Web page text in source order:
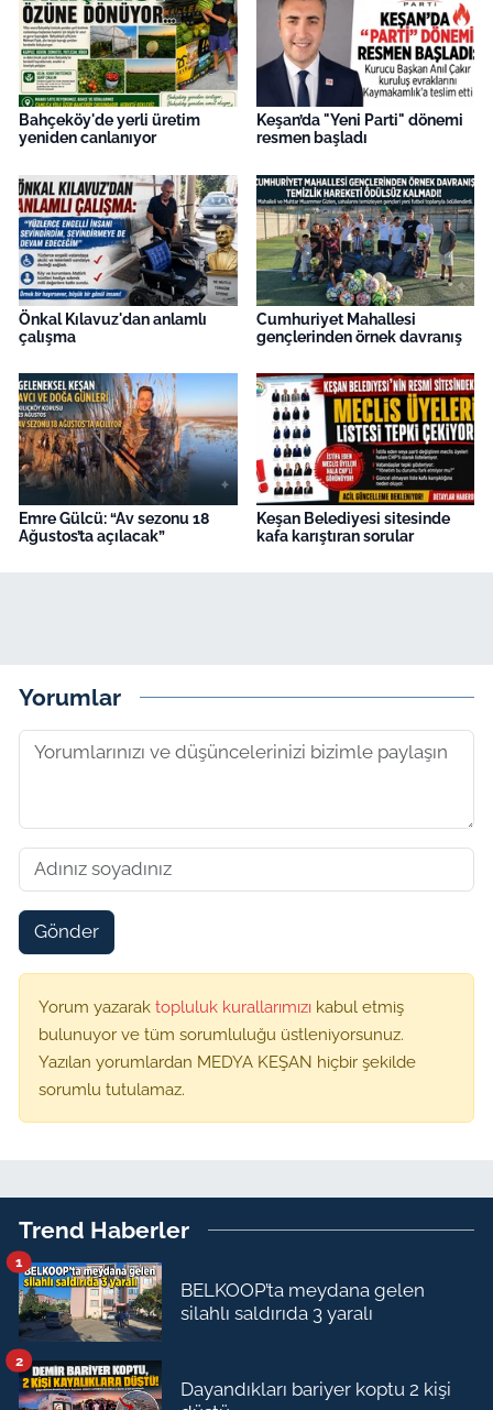
Bahçeköy'de yerli üretim
yeniden canlanıyor
Keşan’da "Yeni Parti" dönemi
resmen başladı
Önkal Kılavuz'dan anlamlı
çalışma
Cumhuriyet Mahallesi
gençlerinden örnek davranış
Emre Gülcü: “Av sezonu 18
Ağustos’ta açılacak”
Keşan Belediyesi sitesinde
kafa karıştıran sorular
Yorumlar
Gönder
Yorum yazarak topluluk kurallarımızı kabul etmiş
bulunuyor ve tüm sorumluluğu üstleniyorsunuz.
Yazılan yorumlardan MEDYA KEŞAN hiçbir şekilde
sorumlu tutulamaz.
Trend Haberler
BELKOOP’ta meydana gelen
silahlı saldırıda 3 yaralı
1
Dayandıkları bariyer koptu 2 kişi
2